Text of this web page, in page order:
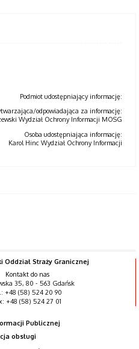
Podmiot udostępniający informację:
odpowiadająca za informację:
Wydział Ochrony Informacji MOSG
Osoba udostępniająca informację:
Karol Hinc Wydział Ochrony Informacji
Oddział Straży Granicznej
Kontakt do nas
35, 80 - 563 Gdańsk
+48 (58) 524 20 90
+48 (58) 524 27 01
Publicznej
obsługi